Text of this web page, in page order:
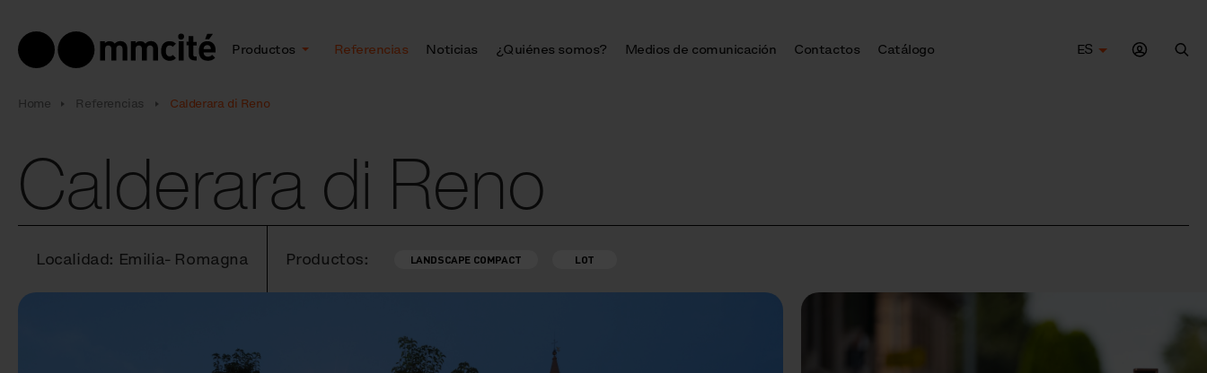
Productos Referencias Noticias ¿Quiénes somos? Medios de comunicación Contactos Catálogo
ES
Home Referencias Calderara di Reno
Calderara di Reno
Localidad: Emilia- Romagna Productos: LANDSCAPE COMPACT LOT